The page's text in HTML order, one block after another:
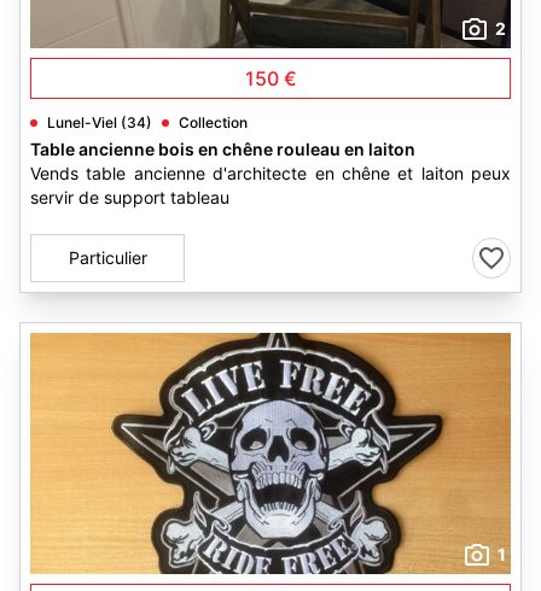
2
150 €
Lunel-Viel (34) Collection
Table ancienne bois en chêne rouleau en laiton
Vends table ancienne d'architecte en chêne et laiton peux
servir de support tableau
Particulier
1